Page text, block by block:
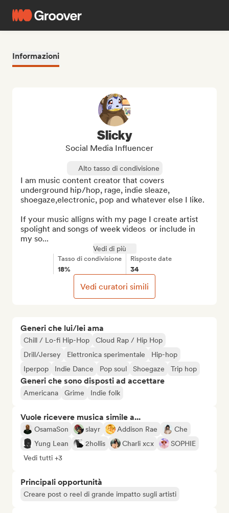
Informazioni
Generi che lui/lei ama
Chill / Lo-fi Hip-Hop
Cloud Rap / Hip Hop
Drill/Jersey
Elettronica sperimentale
Hip-hop
Iperpop
Indie Dance Pop soul Shoegaze Trip hop
Generi che sono disposti ad accettare
Americana Grime Indie folk
Vuole ricevere musica simile a...
OsamaSon slayr Addison Rae
Che
Yung Lean
2hollis Charli xcx
SOPHIE
Vedi tutti +3
Principali opportunità
Creare post o reel di grande impatto sugli artisti
Slicky
Social Media Influencer
Alto tasso di condivisione
I am music content creator that covers
underground hip/hop, rage, indie sleaze,
shoegaze,electronic, pop and whatever else I like.
If your music alligns with my page I create artist
spolight and songs of week videos  or include in
my so...
Vedi di più
Tasso di condivisione
18%
Risposte date
34
Vedi curatori simili